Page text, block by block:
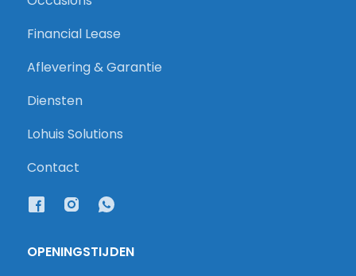
Financial Lease
Aflevering & Garantie
Diensten
Lohuis Solutions
Contact
OPENINGSTIJDEN